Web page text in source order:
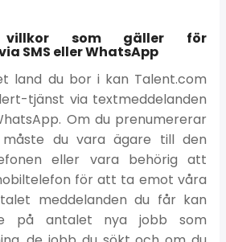
villkor som gäller för
SMS eller WhatsApp
land du bor i kan Talent.com
tjänst via textmeddelanden
Om du prenumererar
du vara ägare till den
eller vara behörig att
för att ta emot våra
meddelanden du får kan
på antalet nya jobb som